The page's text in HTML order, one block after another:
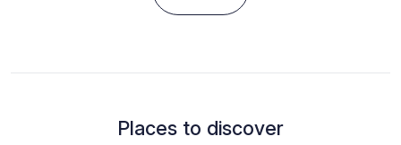
Places to discover